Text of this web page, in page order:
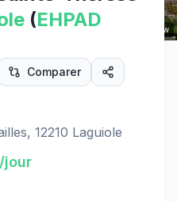
Street View
(EHPAD
Comparer
12210 Laguiole
jour